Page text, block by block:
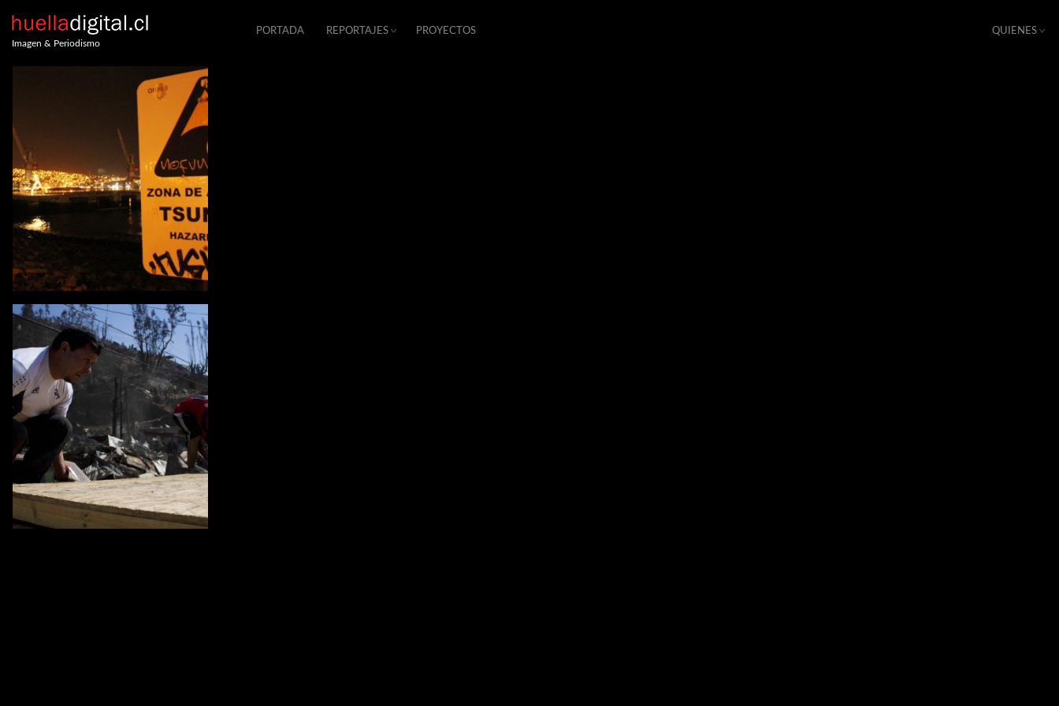
Imagen & Periodismo
PORTADA REPORTAJES PROYECTOS QUIENES